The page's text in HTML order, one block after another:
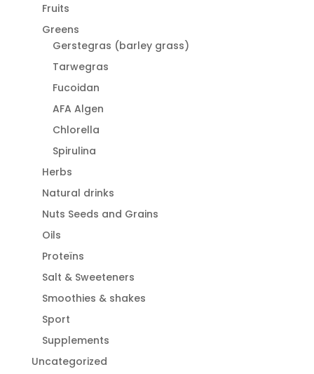
Fruits
Greens
Gerstegras (barley grass)
Tarwegras
Fucoidan
AFA Algen
Chlorella
Spirulina
Herbs
Natural drinks
Nuts Seeds and Grains
Oils
Proteïns
Salt & Sweeteners
Smoothies & shakes
Sport
Supplements
Uncategorized